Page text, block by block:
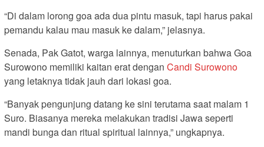
“Di dalam lorong goa ada dua pintu masuk, tapi harus pakai
pemandu kalau mau masuk ke dalam,” jelasnya.
Senada, Pak Gatot, warga lainnya, menuturkan bahwa Goa
Surowono memiliki kaitan erat dengan Candi Surowono
yang letaknya tidak jauh dari lokasi goa.
“Banyak pengunjung datang ke sini terutama saat malam 1
Suro. Biasanya mereka melakukan tradisi Jawa seperti
mandi bunga dan ritual spiritual lainnya,” ungkapnya.